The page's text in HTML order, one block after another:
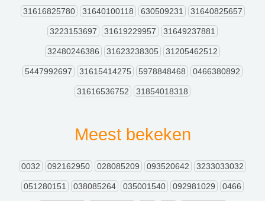
31616825780 31640100118 630509231 31640825657
3223153697 31619229957 31649237881
32480246386 31623238305 31205462512
5447992697 31615414275 5978848468 0466380892
31616536752 31854018318
Meest bekeken
0032 092162950 028085209 093520642 3233033032
051280151 038085264 035001540 092981029 0466